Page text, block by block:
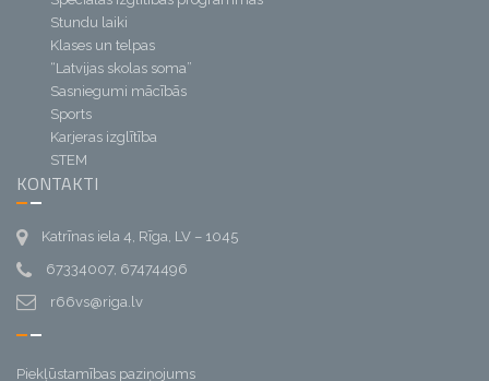
Stundu laiki
Klases un telpas
“Latvijas skolas soma”
Sasniegumi mācībās
Sports
Karjeras izglītība
STEM
KONTAKTI
Katrīnas iela 4, Rīga, LV – 1045
67334007, 67474496
r66vs@riga.lv
Piekļūstamības paziņojums